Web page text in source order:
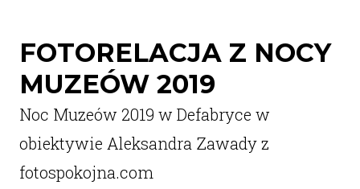
FOTORELACJA Z NOCY
MUZEÓW 2019
Noc Muzeów 2019 w Defabryce w
obiektywie Aleksandra Zawady z
fotospokojna.com